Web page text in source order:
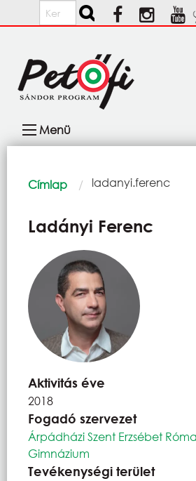
Ugrás a tartalomra
Keresés
navigáció
Menü
Morzsa
Címlap Current:
ladanyi.ferenc
Ladányi Ferenc
Aktivitás éve
2018
Fogadó szervezet
Árpádházi Szent Erzsébet
Gimnázium
Tevékenységi terület